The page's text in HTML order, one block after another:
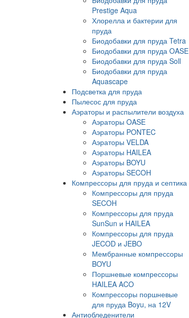
Prestige Aqua
Хлорелла и бактерии для
пруда
Биодобавки для пруда Tetra
Биодобавки для пруда OASE
Биодобавки для пруда Soll
Биодобавки для пруда
Aquascape
Подсветка для пруда
Пылесос для пруда
Аэраторы и распылители воздуха
Аэраторы OASE
Аэраторы PONTEC
Аэраторы VELDA
Аэраторы HAILEA
Аэраторы BOYU
Аэраторы SECOH
Компрессоры для пруда и септика
Компрессоры для пруда
SECOH
Компрессоры для пруда
SunSun и HAILEA
Компрессоры для пруда
JECOD и JEBO
Мембранные компрессоры
BOYU
Поршневые компрессоры
HAILEA ACO
Компрессоры поршневые
для пруда Boyu, на 12V
Антиобледенители